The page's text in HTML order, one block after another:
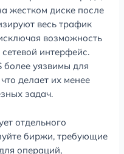
жестком диске после
весь трафик
возможность
интерфейс.
уязвимы для
делает их менее
задач.
отдельного
биржи, требующие
операций,